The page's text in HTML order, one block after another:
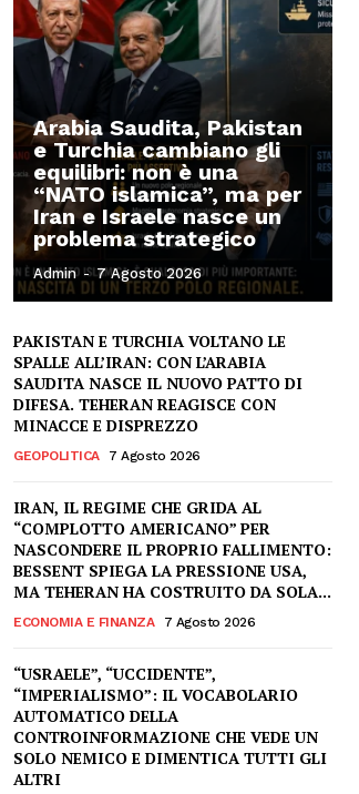
Arabia Saudita, Pakistan
e Turchia cambiano gli
equilibri: non è una
“NATO islamica”, ma per
Iran e Israele nasce un
problema strategico
Admin - 7 Agosto 2026
PAKISTAN E TURCHIA VOLTANO LE
SPALLE ALL’IRAN: CON L’ARABIA
SAUDITA NASCE IL NUOVO PATTO DI
DIFESA. TEHERAN REAGISCE CON
MINACCE E DISPREZZO
GEOPOLITICA 7 Agosto 2026
IRAN, IL REGIME CHE GRIDA AL
“COMPLOTTO AMERICANO” PER
NASCONDERE IL PROPRIO FALLIMENTO:
BESSENT SPIEGA LA PRESSIONE USA,
MA TEHERAN HA COSTRUITO DA SOLA...
ECONOMIA E FINANZA 7 Agosto 2026
“USRAELE”, “UCCIDENTE”,
“IMPERIALISMO”: IL VOCABOLARIO
AUTOMATICO DELLA
CONTROINFORMAZIONE CHE VEDE UN
SOLO NEMICO E DIMENTICA TUTTI GLI
ALTRI